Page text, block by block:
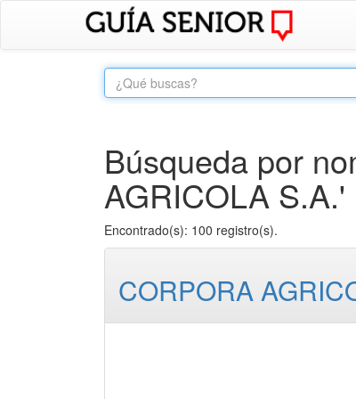
Búsqueda por
AGRICOLA S.A.'
Encontrado(s): 100 registro(s).
CORPORA